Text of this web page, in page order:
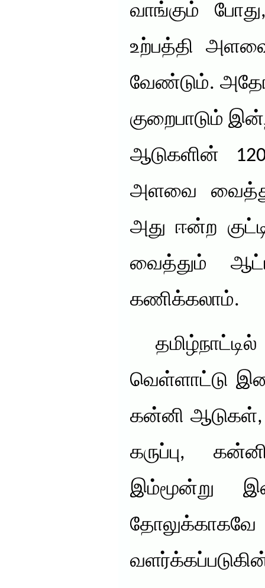
வாங்கும்
உற்பத்தி
வேண்டும்.
குறைபாடும்
ஆடுகளின்
அளவை
அது ஈன்ற
வைத்தும்
கணிக்கலாம்.
வெள்ளாட்டு
கன்னி ஆடுகள்,
கருப்பு,
இம்மூன்று